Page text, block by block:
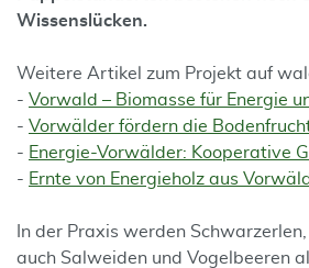
Wissenslücken.
Weitere Artikel zum Projekt auf
- Vorwald – Biomasse für Energie
- Vorwälder fördern die
- Energie-Vorwälder: Kooperative
- Ernte von Energieholz aus
In der Praxis werden
auch Salweiden und Vogelbeeren